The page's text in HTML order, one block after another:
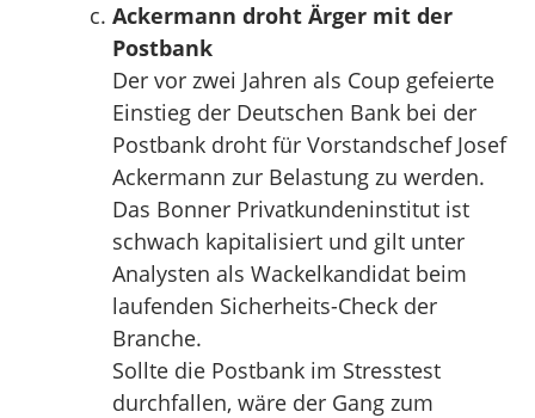
Ackermann droht Ärger mit der
Postbank
Der vor zwei Jahren als Coup gefeierte
Einstieg der Deutschen Bank bei der
Postbank droht für Vorstandschef Josef
Ackermann zur Belastung zu werden.
Das Bonner Privatkundeninstitut ist
schwach kapitalisiert und gilt unter
Analysten als Wackelkandidat beim
laufenden Sicherheits-Check der
Branche.
Sollte die Postbank im Stresstest
durchfallen, wäre der Gang zum